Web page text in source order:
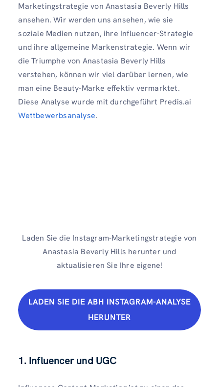
Marketingstrategie von Anastasia Beverly Hills
ansehen. Wir werden uns ansehen, wie sie
soziale Medien nutzen, ihre Influencer-Strategie
und ihre allgemeine Markenstrategie. Wenn wir
die Triumphe von Anastasia Beverly Hills
verstehen, können wir viel darüber lernen, wie
man eine Beauty-Marke effektiv vermarktet.
Diese Analyse wurde mit durchgeführt Predis.ai
Wettbewerbsanalyse.
Laden Sie die Instagram-Marketingstrategie von
Anastasia Beverly Hills herunter und
aktualisieren Sie Ihre eigene!
LADEN SIE DIE ABH INSTAGRAM-ANALYSE
HERUNTER
1. Influencer und UGC